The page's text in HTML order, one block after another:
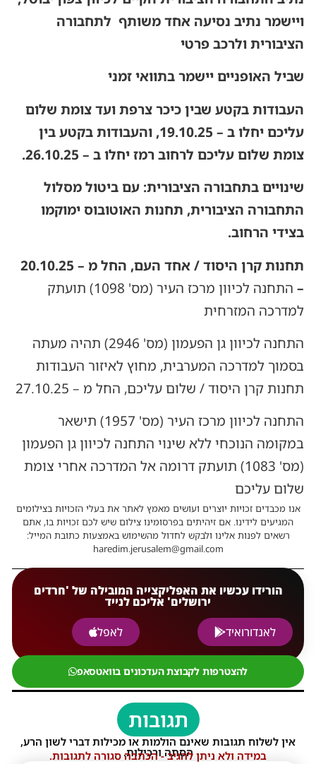
ויישמר נתיב נסיעה אחד משותף לתחבורה
הציבורית ולרכב פרטי
שביל האופניים יישמר בתוואי זמני
העבודות בקטע שבין כיכר צרפת ועד צומת שלום
עליכם יחלו ב – 19.10.25, והעבודות בקטע בין
צומת שלום עליכם לרחוב רמז יחלו ב – 26.10.25.
שינויים בתחבורה הציבורית: עם ביטול מסלול
התחבורה הציבורית, תחנות האוטובוס ימוקמו
בצידי הרחוב.
תחנות קרן היסוד / אחד העם, החל מ – 20.10.25
–
התחנה לכיוון מרכז העיר (מס' 1098) תועתק
למדרכה המזרחית
התחנה לכיוון גן הפעמון (מס' 2946) תהיה מעתה
בסמוך למדרכה המערבית, מחוץ לאיזור העבודות
תחנות קרן היסוד / שלום עליכם, החל מ – 27.10.25
התחנה לכיוון מרכז העיר (מס' 1957) תישאר
במקומה הנוכחי ללא שינוי התחנה לכיוון גן הפעמון
(מס' 1083) תועתק דרומה אל המדרכה אחרי צומת
שלום עליכם
אנו מכבדים זכויות יוצרים ועושים מאמץ לאתר את בעלי הזכויות בצילומים
המגיעים לידינו. אם זיהיתים בפרסומינו צילום שיש לכם זכויות בו, אתם
רשאים לפנות אלינו ולבקש לחדול מהשימוש באמצעות כתובת המייל:
haredim.jerusalem@gmail.com
הורידו עכשיו את האפליקצייה המובילה של 'חרדים
ירושלים' אליכם לנייד
לאנדורואיד
לאפל
להצטרפות לקבוצת העדכונים בוואטסאפ
תגובות
אין לשלוח תגובות שאינם הולמות או מכילות דברי לשון הרע,
הסתה ורכילות.
במידה ולא ניתן להגיב - הכתבה סגורה לתגובות.